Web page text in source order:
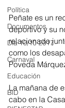
Política
Documentos
Día 10/10 2017
Carnaval
Educación
BID
Peñate es un
deportivo y su
relacionado
como los
Poveda
La mañana de
cabo en la